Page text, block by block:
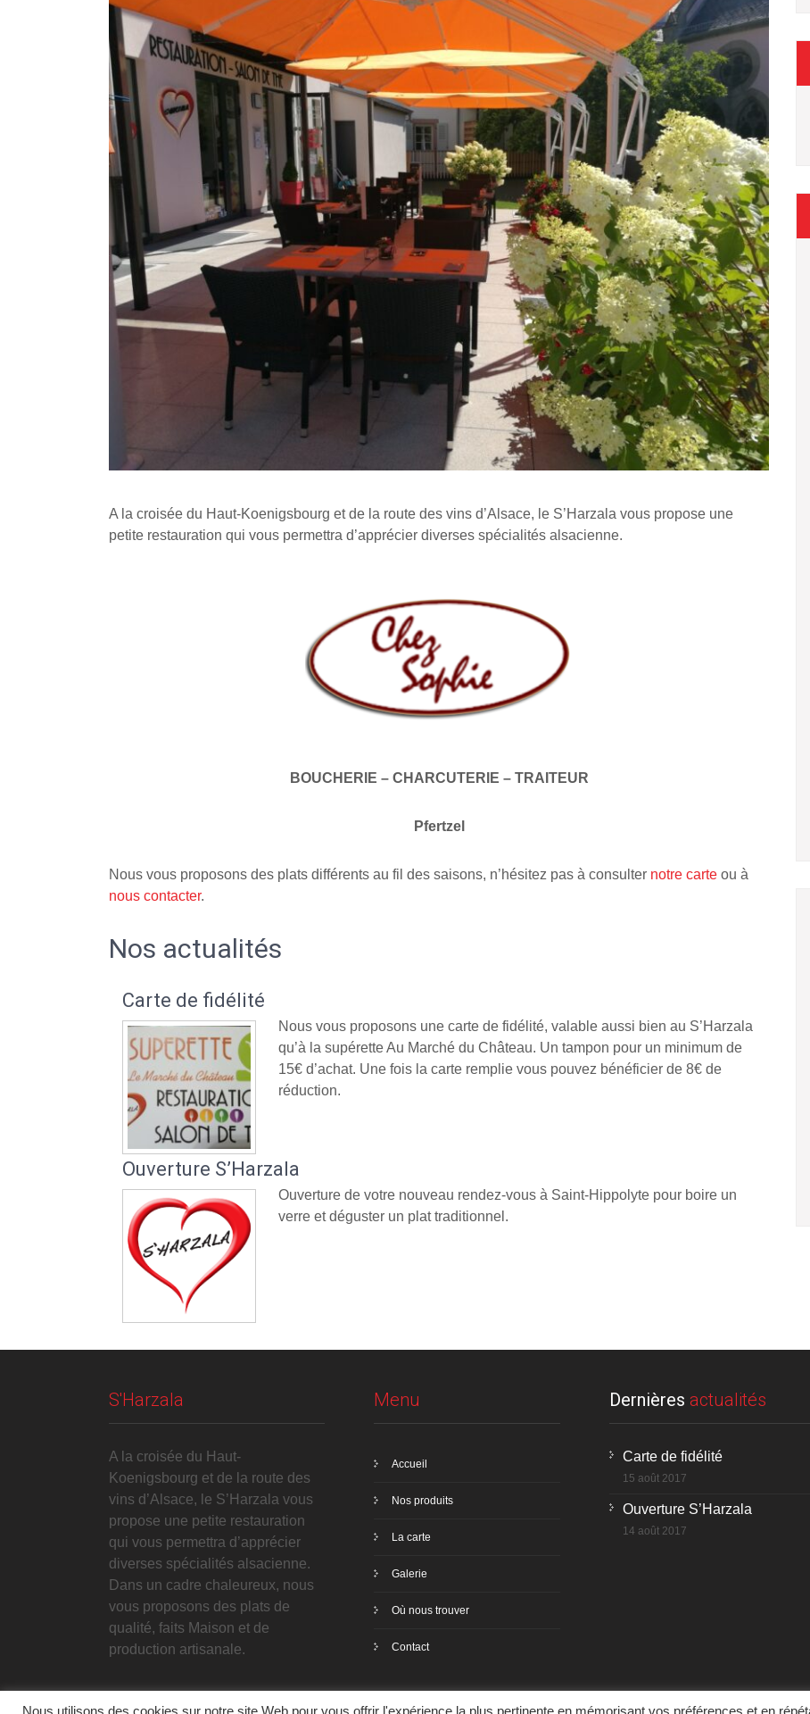
A la croisée du Haut-Koenigsbourg et de la route des vins d’Alsace, le S’Harzala vous propose une
petite restauration qui vous permettra d’apprécier diverses spécialités alsacienne.
BOUCHERIE – CHARCUTERIE – TRAITEUR
Pfertzel
Nous vous proposons des plats différents au fil des saisons, n’hésitez pas à consulter notre carte ou à
nous contacter.
Nos actualités
Carte de fidélité
Nous vous proposons une carte de fidélité, valable aussi bien au S’Harzala
qu’à la supérette Au Marché du Château. Un tampon pour un minimum de
15€ d’achat. Une fois la carte remplie vous pouvez bénéficier de 8€ de
réduction.
Ouverture S’Harzala
Ouverture de votre nouveau rendez-vous à Saint-Hippolyte pour boire un
verre et déguster un plat traditionnel.
S'Harzala
A la croisée du Haut-
Koenigsbourg et de la route des
vins d’Alsace, le S’Harzala vous
propose une petite restauration
qui vous permettra d’apprécier
diverses spécialités alsacienne.
Dans un cadre chaleureux, nous
vous proposons des plats de
qualité, faits Maison et de
production artisanale.
Menu
Accueil
Nos produits
La carte
Galerie
Où nous trouver
Contact
Dernières actualités
Carte de fidélité
15 août 2017
Ouverture S’Harzala
14 août 2017